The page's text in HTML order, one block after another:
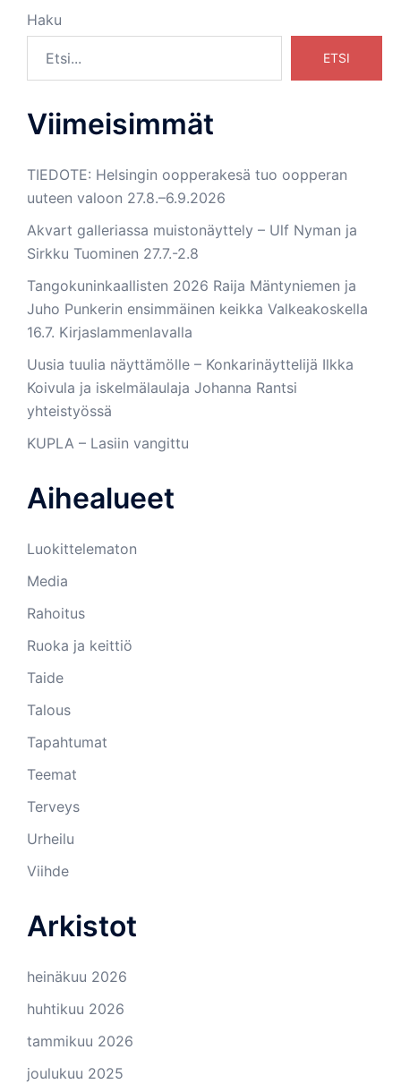
Haku
ETSI
Viimeisimmät
TIEDOTE: Helsingin oopperakesä tuo oopperan
uuteen valoon 27.8.–6.9.2026
Akvart galleriassa muistonäyttely – Ulf Nyman ja
Sirkku Tuominen 27.7.-2.8
Tangokuninkaallisten 2026 Raija Mäntyniemen ja
Juho Punkerin ensimmäinen keikka Valkeakoskella
16.7. Kirjaslammenlavalla
Uusia tuulia näyttämölle – Konkarinäyttelijä Ilkka
Koivula ja iskelmälaulaja Johanna Rantsi
yhteistyössä
KUPLA – Lasiin vangittu
Aihealueet
Luokittelematon
Media
Rahoitus
Ruoka ja keittiö
Taide
Talous
Tapahtumat
Teemat
Terveys
Urheilu
Viihde
Arkistot
heinäkuu 2026
huhtikuu 2026
tammikuu 2026
joulukuu 2025